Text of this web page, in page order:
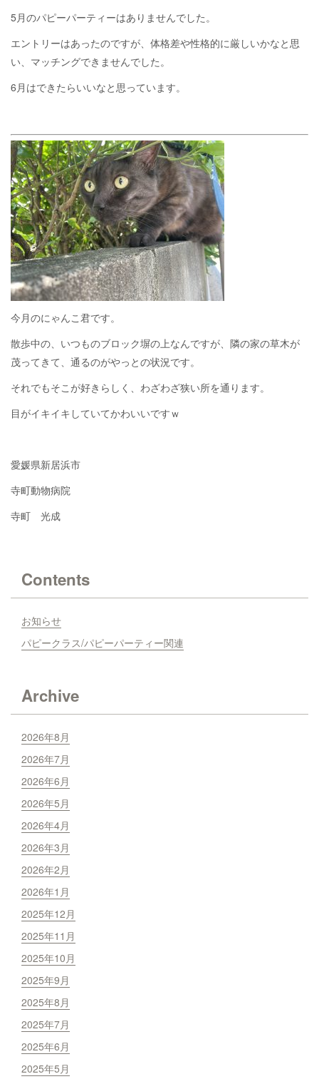
5月のパピーパーティーはありませんでした。
エントリーはあったのですが、体格差や性格的に厳しいかなと思
い、マッチングできませんでした。
6月はできたらいいなと思っています。
今月のにゃんこ君です。
散歩中の、いつものブロック塀の上なんですが、隣の家の草木が
茂ってきて、通るのがやっとの状況です。
それでもそこが好きらしく、わざわざ狭い所を通ります。
目がイキイキしていてかわいいですｗ
愛媛県新居浜市
寺町動物病院
寺町 光成
Contents
お知らせ
パピークラス/パピーパーティー関連
Archive
2026年8月
2026年7月
2026年6月
2026年5月
2026年4月
2026年3月
2026年2月
2026年1月
2025年12月
2025年11月
2025年10月
2025年9月
2025年8月
2025年7月
2025年6月
2025年5月